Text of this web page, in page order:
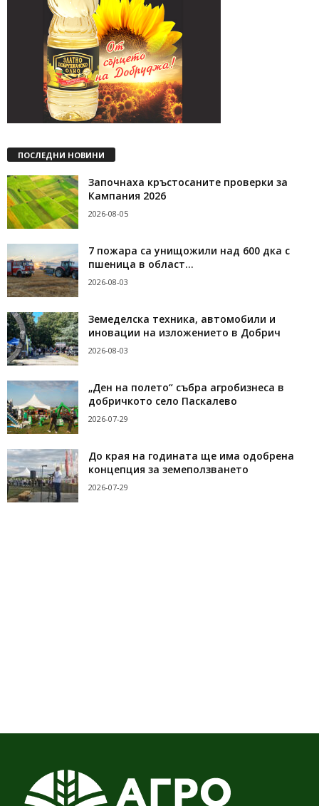
ПОСЛЕДНИ НОВИНИ
Започнаха кръстосаните проверки за
Кампания 2026
2026-08-05
7 пожара са унищожили над 600 дка с
пшеница в област...
2026-08-03
Земеделска техника, автомобили и
иновации на изложението в Добрич
2026-08-03
„Ден на полето“ събра агробизнеса в
добричкото село Паскалево
2026-07-29
До края на годината ще има одобрена
концепция за земеползването
2026-07-29